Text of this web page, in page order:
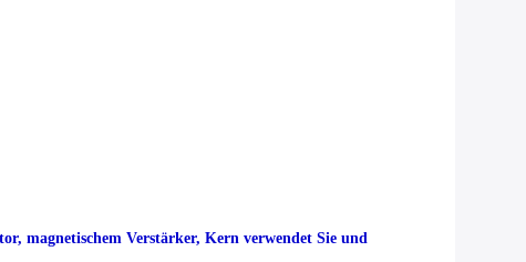
magnetischem Verstärker, Kern verwendet Sie und